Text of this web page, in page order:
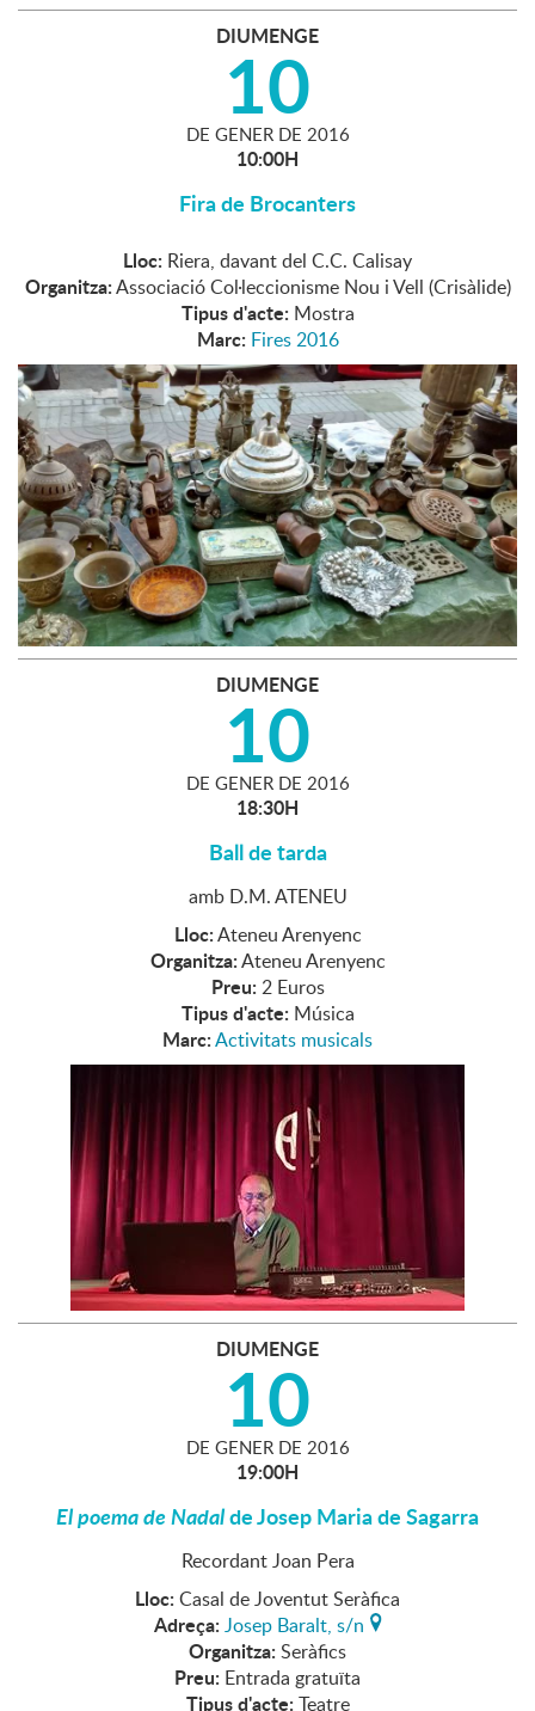
DIUMENGE
10
DE GENER DE 2016
10:00H
Fira de Brocanters
Lloc: Riera, davant del C.C. Calisay
Organitza:Associació Col·leccionisme Nou i Vell (Crisàlide)
Tipus d'acte: Mostra
Marc: Fires 2016
DIUMENGE
10
DE GENER DE 2016
18:30H
Ball de tarda
amb D.M. ATENEU
Lloc:Ateneu Arenyenc
Organitza:Ateneu Arenyenc
Preu: 2 Euros
Tipus d'acte: Música
Marc:Activitats musicals
DIUMENGE
10
DE GENER DE 2016
19:00H
El poema de Nadalde Josep Maria de Sagarra
Recordant Joan Pera
Lloc: Casal de Joventut Seràfica
Adreça: Josep Baralt, s/n
Organitza: Seràfics
Preu: Entrada gratuïta
Tipus d'acte: Teatre